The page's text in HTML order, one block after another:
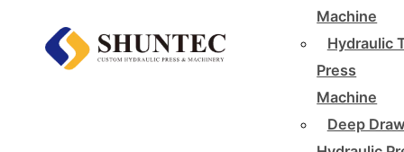
Machine
Hydraulic
Press
Machine
Deep